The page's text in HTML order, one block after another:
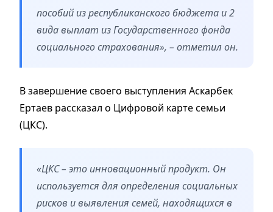
пособий из республиканского бюджета и 2
вида выплат из Государственного фонда
социального страхования», – отметил он.
В завершение своего выступления Аскарбек
Ертаев рассказал о Цифровой карте семьи
(ЦКС).
«ЦКС – это инновационный продукт. Он
используется для определения социальных
рисков и выявления семей, находящихся в